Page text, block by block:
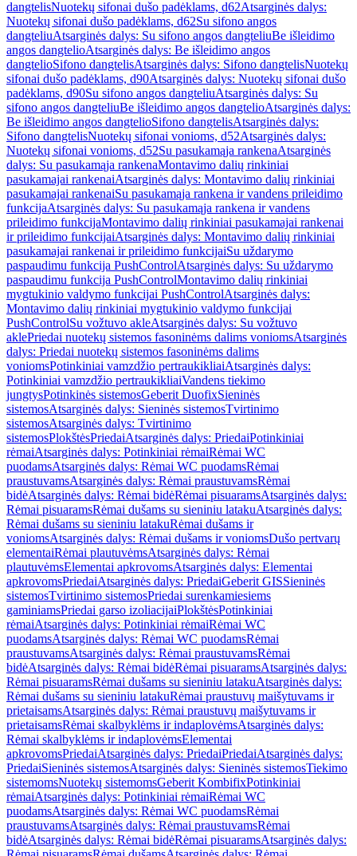
dangtelisNuotekų sifonai dušo padėklams, d62Atsarginės dalys:
Nuotekų sifonai dušo padėklams, d62Su sifono angos
dangteliuAtsarginės dalys: Su sifono angos dangteliuBe išleidimo
angos dangtelioAtsarginės dalys: Be išleidimo angos
dangtelioSifono dangtelisAtsarginės dalys: Sifono dangtelisNuotekų
sifonai dušo padėklams, d90Atsarginės dalys: Nuotekų sifonai dušo
padėklams, d90Su sifono angos dangteliuAtsarginės dalys: Su
sifono angos dangteliuBe išleidimo angos dangtelioAtsarginės dalys:
Be išleidimo angos dangtelioSifono dangtelisAtsarginės dalys:
Sifono dangtelisNuotekų sifonai vonioms, d52Atsarginės dalys:
Nuotekų sifonai vonioms, d52Su pasukamąja rankenaAtsarginės
dalys: Su pasukamąja rankenaMontavimo dalių rinkiniai
pasukamajai rankenaiAtsarginės dalys: Montavimo dalių rinkiniai
pasukamajai rankenaiSu pasukamąja rankena ir vandens prileidimo
funkcijaAtsarginės dalys: Su pasukamąja rankena ir vandens
prileidimo funkcijaMontavimo dalių rinkiniai pasukamajai rankenai
ir prileidimo funkcijaiAtsarginės dalys: Montavimo dalių rinkiniai
pasukamajai rankenai ir prileidimo funkcijaiSu uždarymo
paspaudimu funkcija PushControlAtsarginės dalys: Su uždarymo
paspaudimu funkcija PushControlMontavimo dalių rinkiniai
mygtukinio valdymo funkcijai PushControlAtsarginės dalys:
Montavimo dalių rinkiniai mygtukinio valdymo funkcijai
PushControlSu vožtuvo akleAtsarginės dalys: Su vožtuvo
aklePriedai nuotekų sistemos fasoninėms dalims voniomsAtsarginės
dalys: Priedai nuotekų sistemos fasoninėms dalims
voniomsPotinkiniai vamzdžio pertraukikliaiAtsarginės dalys:
Potinkiniai vamzdžio pertraukikliaiVandens tiekimo
jungtysPotinkinės sistemosGeberit DuofixSieninės
sistemosAtsarginės dalys: Sieninės sistemosTvirtinimo
sistemosAtsarginės dalys: Tvirtinimo
sistemosPlokštėsPriedaiAtsarginės dalys: PriedaiPotinkiniai
rėmaiAtsarginės dalys: Potinkiniai rėmaiRėmai WC
puodamsAtsarginės dalys: Rėmai WC puodamsRėmai
praustuvamsAtsarginės dalys: Rėmai praustuvamsRėmai
bidėAtsarginės dalys: Rėmai bidėRėmai pisuaramsAtsarginės dalys:
Rėmai pisuaramsRėmai dušams su sieniniu latakuAtsarginės dalys:
Rėmai dušams su sieniniu latakuRėmai dušams ir
voniomsAtsarginės dalys: Rėmai dušams ir voniomsDušo pertvarų
elementaiRėmai plautuvėmsAtsarginės dalys: Rėmai
plautuvėmsElementai apkrovomsAtsarginės dalys: Elementai
apkrovomsPriedaiAtsarginės dalys: PriedaiGeberit GISSieninės
sistemosTvirtinimo sistemosPriedai surenkamiesiems
gaminiamsPriedai garso izoliacijaiPlokštėsPotinkiniai
rėmaiAtsarginės dalys: Potinkiniai rėmaiRėmai WC
puodamsAtsarginės dalys: Rėmai WC puodamsRėmai
praustuvamsAtsarginės dalys: Rėmai praustuvamsRėmai
bidėAtsarginės dalys: Rėmai bidėRėmai pisuaramsAtsarginės dalys:
Rėmai pisuaramsRėmai dušams su sieniniu latakuAtsarginės dalys:
Rėmai dušams su sieniniu latakuRėmai praustuvų maišytuvams ir
prietaisamsAtsarginės dalys: Rėmai praustuvų maišytuvams ir
prietaisamsRėmai skalbyklėms ir indaplovėmsAtsarginės dalys:
Rėmai skalbyklėms ir indaplovėmsElementai
apkrovomsPriedaiAtsarginės dalys: PriedaiPriedaiAtsarginės dalys:
PriedaiSieninės sistemosAtsarginės dalys: Sieninės sistemosTiekimo
sistemomsNuotekų sistemomsGeberit KombifixPotinkiniai
rėmaiAtsarginės dalys: Potinkiniai rėmaiRėmai WC
puodamsAtsarginės dalys: Rėmai WC puodamsRėmai
praustuvamsAtsarginės dalys: Rėmai praustuvamsRėmai
bidėAtsarginės dalys: Rėmai bidėRėmai pisuaramsAtsarginės dalys: